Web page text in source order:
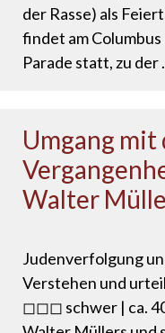
der Rasse) als
findet am
Parade statt, zu der
Umgang mit
Walter
Judenverfolgung
Verstehen und
◻◻◻ schwer | ca.